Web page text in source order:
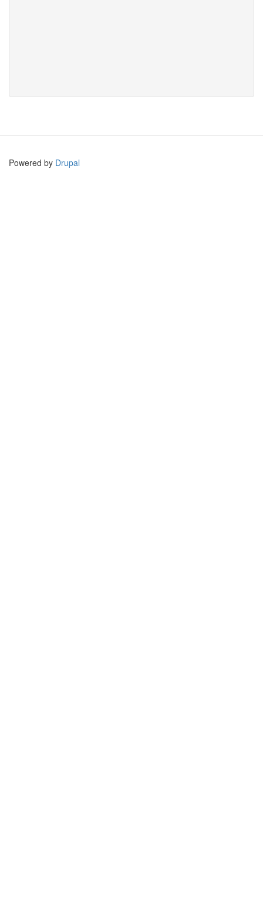
Powered by Drupal